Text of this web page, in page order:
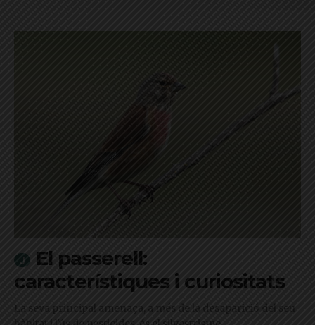
El passerell:
característiques i curiositats
La seva principal amenaça, a més de la desaparició del seu